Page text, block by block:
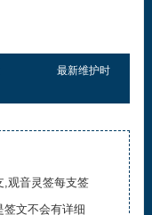
最新维护时
,观音灵签每支签
文不会有详细